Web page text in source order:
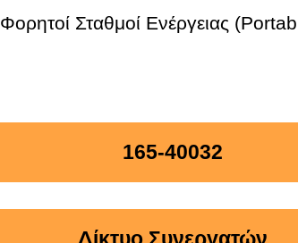
165-40032
Φορητοί Σταθμοί Ενέργειας